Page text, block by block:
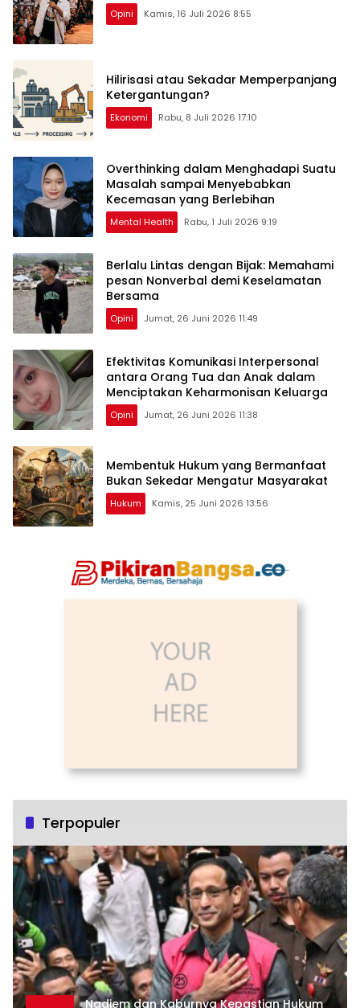
Opini Kamis, 16 Juli 2026 8:55
Hilirisasi atau Sekadar Memperpanjang
Ketergantungan?
Ekonomi Rabu, 8 Juli 2026 17:10
Overthinking dalam Menghadapi Suatu
Masalah sampai Menyebabkan
Kecemasan yang Berlebihan
Mental Health Rabu, 1 Juli 2026 9:19
Berlalu Lintas dengan Bijak: Memahami
pesan Nonverbal demi Keselamatan
Bersama
Opini Jumat, 26 Juni 2026 11:49
Efektivitas Komunikasi Interpersonal
antara Orang Tua dan Anak dalam
Menciptakan Keharmonisan Keluarga
Opini Jumat, 26 Juni 2026 11:38
Membentuk Hukum yang Bermanfaat
Bukan Sekedar Mengatur Masyarakat
Hukum Kamis, 25 Juni 2026 13:56
Terpopuler
Nadiem dan Kaburnya Kepastian Hukum